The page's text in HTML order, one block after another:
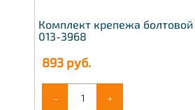
Комплект крепежа
013-3968
893 руб.
- +